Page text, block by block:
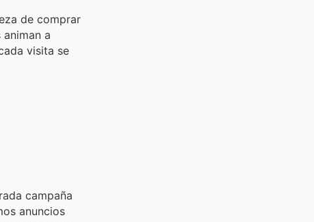
de comprar
a
visita se
campaña
anuncios